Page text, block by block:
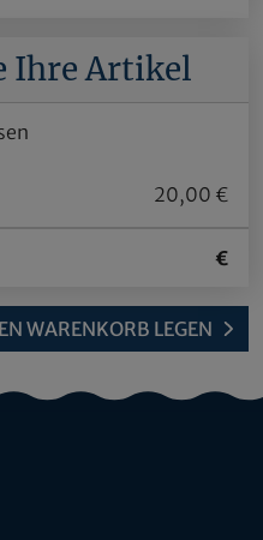
Ihre Artikel
20,00 €
€
WARENKORB LEGEN